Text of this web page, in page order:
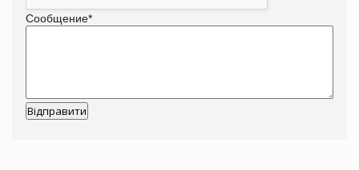
Сообщение*